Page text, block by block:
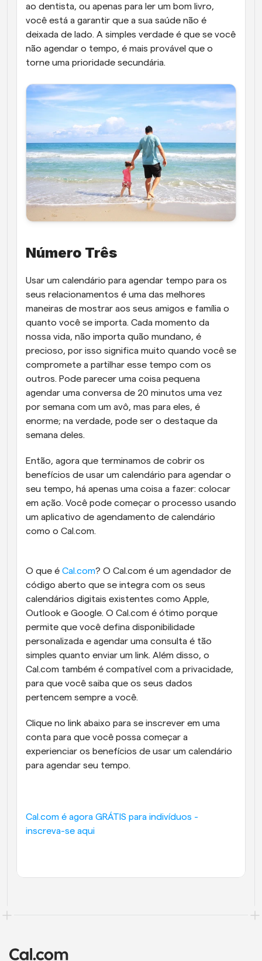
ao dentista, ou apenas para ler um bom livro,
você está a garantir que a sua saúde não é
deixada de lado. A simples verdade é que se você
não agendar o tempo, é mais provável que o
torne uma prioridade secundária.
Número Três
Usar um calendário para agendar tempo para os
seus relacionamentos é uma das melhores
maneiras de mostrar aos seus amigos e família o
quanto você se importa. Cada momento da
nossa vida, não importa quão mundano, é
precioso, por isso significa muito quando você se
compromete a partilhar esse tempo com os
outros. Pode parecer uma coisa pequena
agendar uma conversa de 20 minutos uma vez
por semana com um avô, mas para eles, é
enorme; na verdade, pode ser o destaque da
semana deles.
Então, agora que terminamos de cobrir os
benefícios de usar um calendário para agendar o
seu tempo, há apenas uma coisa a fazer: colocar
em ação. Você pode começar o processo usando
um aplicativo de agendamento de calendário
como o Cal.com.
O que é Cal.com? O Cal.com é um agendador de
código aberto que se integra com os seus
calendários digitais existentes como Apple,
Outlook e Google. O Cal.com é ótimo porque
permite que você defina disponibilidade
personalizada e agendar uma consulta é tão
simples quanto enviar um link. Além disso, o
Cal.com também é compatível com a privacidade,
para que você saiba que os seus dados
pertencem sempre a você.
Clique no link abaixo para se inscrever em uma
conta para que você possa começar a
experienciar os benefícios de usar um calendário
para agendar seu tempo.
Cal.com é agora GRÁTIS para indivíduos -
inscreva-se aqui